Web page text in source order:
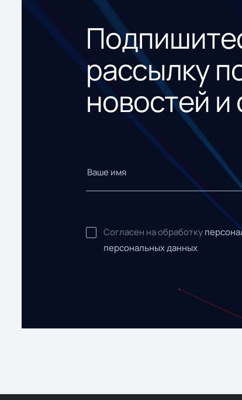
рассылку
новостей
Согласен на обработку
персональных данных